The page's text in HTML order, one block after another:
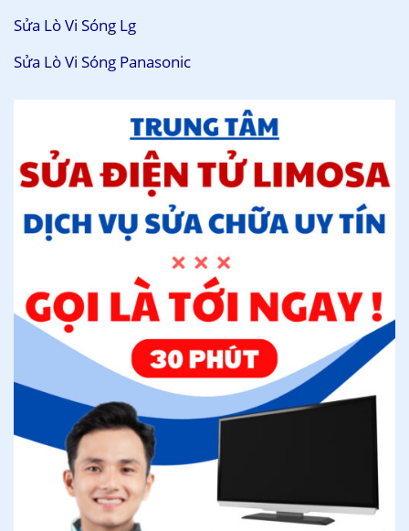
Sửa Lò Vi Sóng Lg
Sửa Lò Vi Sóng Panasonic